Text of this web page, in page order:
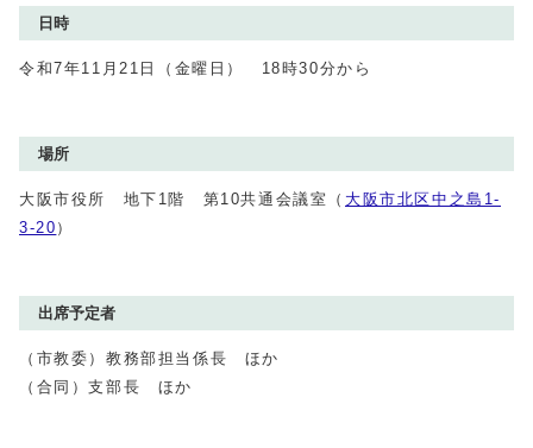
日時
令和7年11月21日（金曜日） 18時30分から
場所
大阪市役所 地下1階 第10共通会議室（ 大阪市北区中之島1-
3-20 ）
出席予定者
（市教委）教務部担当係長 ほか
（合同）支部長 ほか